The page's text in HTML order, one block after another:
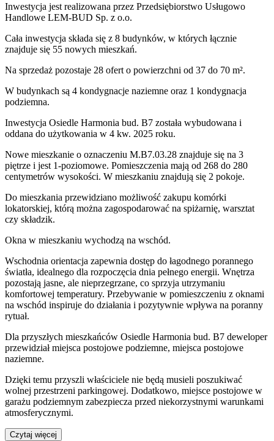
Inwestycja jest realizowana przez Przedsiębiorstwo Usługowo
Handlowe LEM-BUD Sp. z o.o.
Cała inwestycja składa się z 8 budynków, w których łącznie
znajduje się 55 nowych mieszkań.
Na sprzedaż pozostaje 28 ofert o powierzchni od 37 do 70 m².
W budynkach są 4 kondygnacje naziemne oraz 1 kondygnacja
podziemna.
Inwestycja Osiedle Harmonia bud. B7 została wybudowana i
oddana do użytkowania w 4 kw. 2025 roku.
Nowe mieszkanie o oznaczeniu M.B7.03.28 znajduje się na 3
piętrze i jest 1-poziomowe. Pomieszczenia mają od 268 do 280
centymetrów wysokości. W mieszkaniu znajdują się 2 pokoje.
Do mieszkania przewidziano możliwość zakupu komórki
lokatorskiej, którą można zagospodarować na spiżarnię, warsztat
czy składzik.
Okna w mieszkaniu wychodzą na wschód.
Wschodnia orientacja zapewnia dostęp do łagodnego porannego
światła, idealnego dla rozpoczęcia dnia pełnego energii. Wnętrza
pozostają jasne, ale nieprzegrzane, co sprzyja utrzymaniu
komfortowej temperatury. Przebywanie w pomieszczeniu z oknami
na wschód inspiruje do działania i pozytywnie wpływa na poranny
rytuał.
Dla przyszłych mieszkańców Osiedle Harmonia bud. B7 deweloper
przewidziałmiejsca postojowe podziemne, miejsca postojowe
naziemne.
Dzięki temu przyszli właściciele nie będą musieli poszukiwać
wolnej przestrzeni parkingowej. Dodatkowo, miejsce postojowe w
garażu podziemnym zabezpiecza przed niekorzystnymi warunkami
atmosferycznymi.
Czytaj więcej